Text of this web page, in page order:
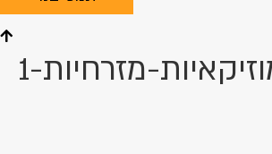
מזרחיות-1